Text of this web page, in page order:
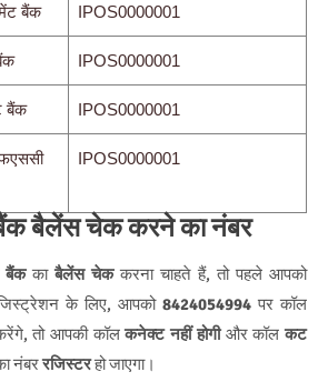
बैंक IPOS0000001
IPOS0000001
बैंक IPOS0000001
IPOS0000001
बैंक बैलेंस चेक करने का नंबर
बैंककाबैलेंस चेककरना चाहते हैं, तो पहले आपको
के लिए, आपको 8424054994 पर कॉल
तो आपकी कॉलकनेक्ट नहीं होगीऔर कॉलकट
नंबररजिस्टरहो जाएगा।